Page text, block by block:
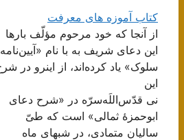
کتاب آموزه های معرفت
از آنجا که خود مرحوم مؤلّف بارها
این دعای شریف به با نام «آیین‌نامه
سلوک» یاد کرده‌اند، از اینرو در شرح
این
نی قدّس‌اللَه‌سرّه در «شرح دعای
ابوحمزۀ ثمالی» است که طیّ
سالیان متمادی، در شبهای ماه